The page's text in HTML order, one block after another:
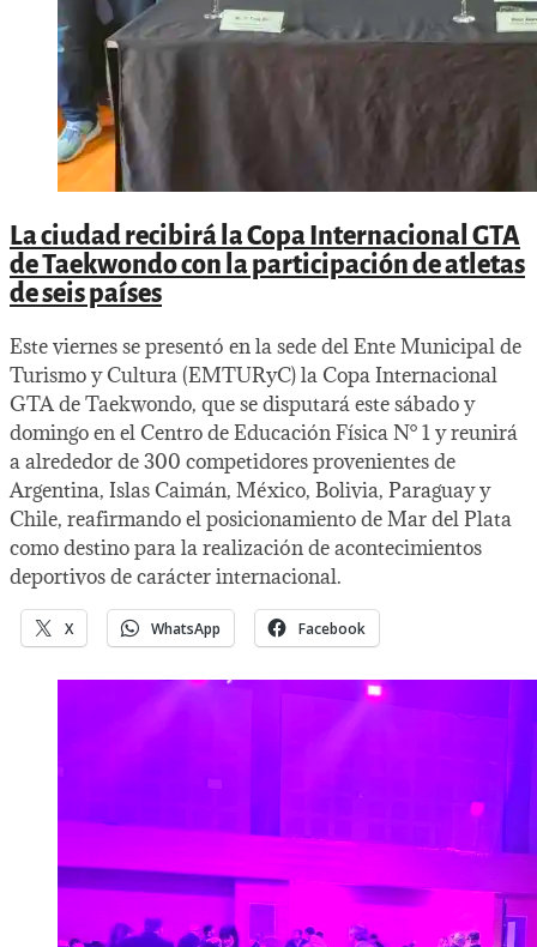
La ciudad recibirá la Copa Internacional GTA
de Taekwondo con la participación de atletas
de seis países
Este viernes se presentó en la sede del Ente Municipal de
Turismo y Cultura (EMTURyC) la Copa Internacional
GTA de Taekwondo, que se disputará este sábado y
domingo en el Centro de Educación Física N° 1 y reunirá
a alrededor de 300 competidores provenientes de
Argentina, Islas Caimán, México, Bolivia, Paraguay y
Chile, reafirmando el posicionamiento de Mar del Plata
como destino para la realización de acontecimientos
deportivos de carácter internacional.
X WhatsApp Facebook